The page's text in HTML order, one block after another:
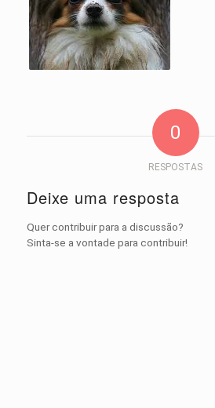
0
RESPOSTAS
Deixe uma resposta
Quer contribuir para a discussão?
Sinta-se a vontade para contribuir!